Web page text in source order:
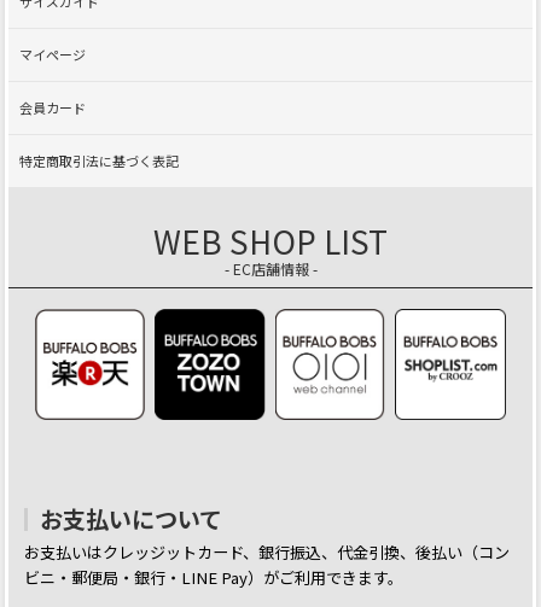
マイページ
会員カード
特定商取引法に基づく表記
WEB SHOP LIST
- EC店舗情報 -
お支払いについて
お支払いはクレッジットカード、銀行振込、代金引換、後払い（コン
ビニ・郵便局・銀行・LINE Pay）がご利用できます。